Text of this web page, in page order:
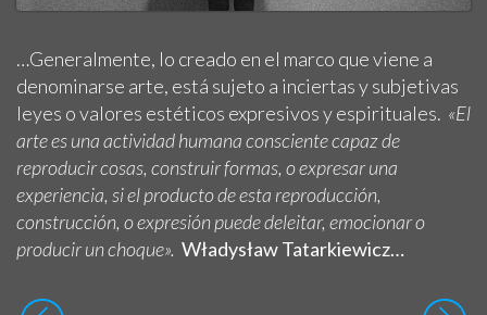
…Generalmente, lo creado en el marco que viene a
denominarse arte, está sujeto a inciertas y subjetivas
leyes o valores estéticos expresivos y espirituales. «El
arte es una actividad humana consciente capaz de
reproducir cosas, construir formas, o expresar una
experiencia, si el producto de esta reproducción,
construcción, o expresión puede deleitar, emocionar o
producir un choque». Władysław Tatarkiewicz…